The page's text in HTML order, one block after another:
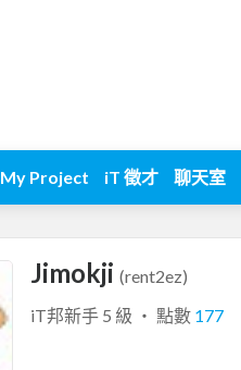
My Project iT 徵才 聊天室
Jimokji (rent2ez)
iT邦新手 5 級 ‧ 點數 177